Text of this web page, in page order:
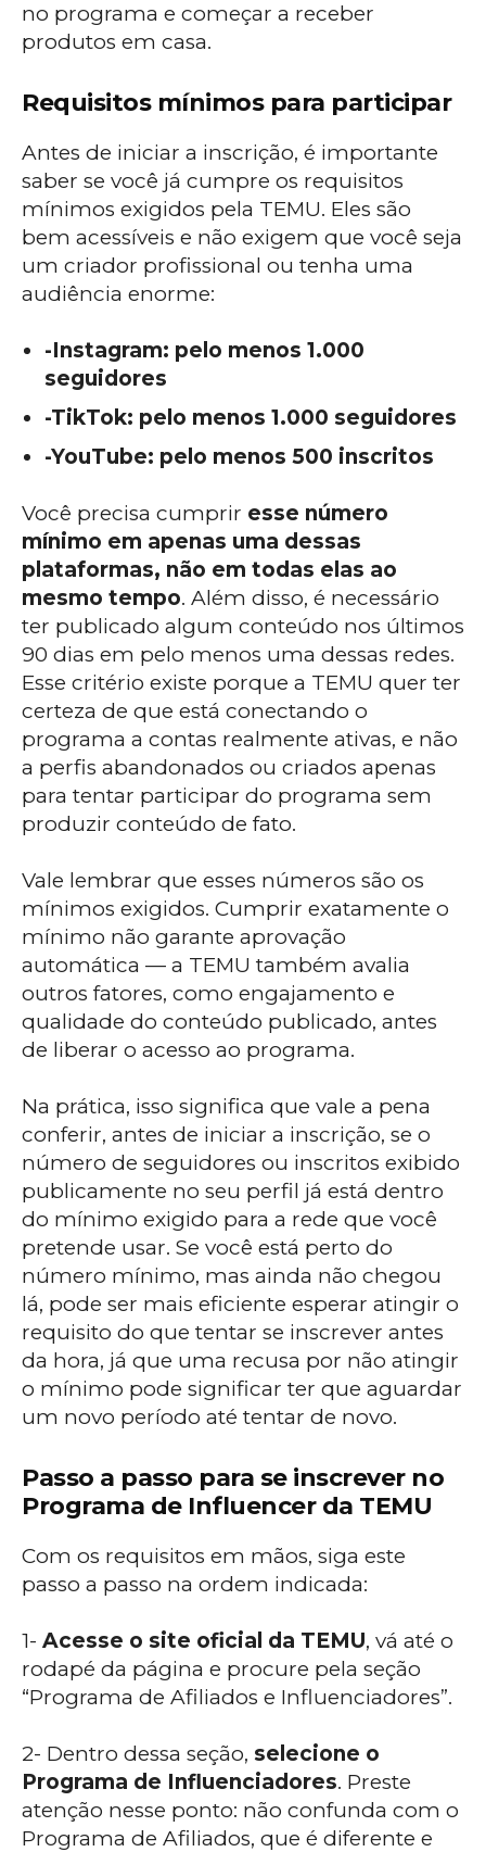
no programa e começar a receber
produtos em casa.
Requisitos mínimos para participar
Antes de iniciar a inscrição, é importante
saber se você já cumpre os requisitos
mínimos exigidos pela TEMU. Eles são
bem acessíveis e não exigem que você seja
um criador profissional ou tenha uma
audiência enorme:
-Instagram: pelo menos 1.000
seguidores
-TikTok: pelo menos 1.000 seguidores
-YouTube: pelo menos 500 inscritos
Você precisa cumprir esse número
mínimo em apenas uma dessas
plataformas, não em todas elas ao
mesmo tempo. Além disso, é necessário
ter publicado algum conteúdo nos últimos
90 dias em pelo menos uma dessas redes.
Esse critério existe porque a TEMU quer ter
certeza de que está conectando o
programa a contas realmente ativas, e não
a perfis abandonados ou criados apenas
para tentar participar do programa sem
produzir conteúdo de fato.
Vale lembrar que esses números são os
mínimos exigidos. Cumprir exatamente o
mínimo não garante aprovação
automática — a TEMU também avalia
outros fatores, como engajamento e
qualidade do conteúdo publicado, antes
de liberar o acesso ao programa.
Na prática, isso significa que vale a pena
conferir, antes de iniciar a inscrição, se o
número de seguidores ou inscritos exibido
publicamente no seu perfil já está dentro
do mínimo exigido para a rede que você
pretende usar. Se você está perto do
número mínimo, mas ainda não chegou
lá, pode ser mais eficiente esperar atingir o
requisito do que tentar se inscrever antes
da hora, já que uma recusa por não atingir
o mínimo pode significar ter que aguardar
um novo período até tentar de novo.
Passo a passo para se inscrever no
Programa de Influencer da TEMU
Com os requisitos em mãos, siga este
passo a passo na ordem indicada:
1- Acesse o site oficial da TEMU, vá até o
rodapé da página e procure pela seção
“Programa de Afiliados e Influenciadores”.
2- Dentro dessa seção, selecione o
Programa de Influenciadores. Preste
atenção nesse ponto: não confunda com o
Programa de Afiliados, que é diferente e